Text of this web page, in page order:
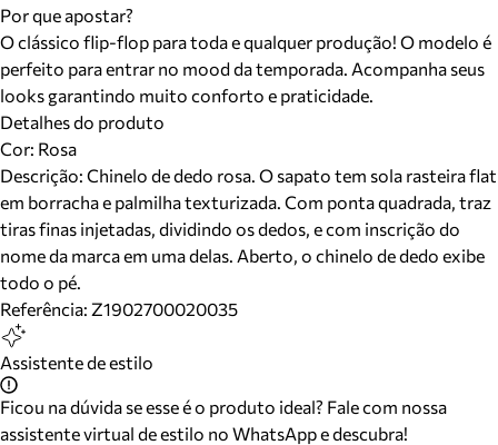
Por que apostar?
O clássico flip-flop para toda e qualquer produção! O modelo é
perfeito para entrar no mood da temporada. Acompanha seus
looks garantindo muito conforto e praticidade.
Detalhes do produto
Cor: Rosa
Descrição: Chinelo de dedo rosa. O sapato tem sola rasteira flat
em borracha e palmilha texturizada. Com ponta quadrada, traz
tiras finas injetadas, dividindo os dedos, e com inscrição do
nome da marca em uma delas. Aberto, o chinelo de dedo exibe
todo o pé.
Referência: Z1902700020035
Assistente de estilo
Ficou na dúvida se esse é o produto ideal? Fale com nossa
assistente virtual de estilo no WhatsApp e descubra!